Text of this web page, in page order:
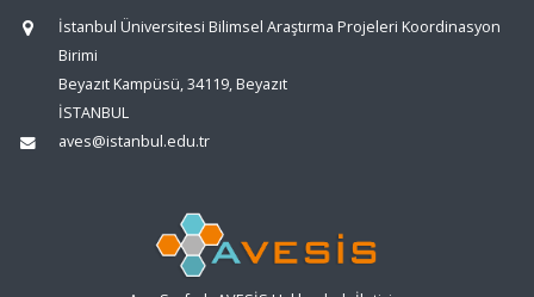
İstanbul Üniversitesi Bilimsel Araştırma Projeleri Koordinasyon
Birimi
Beyazıt Kampüsü, 34119, Beyazıt
İSTANBUL
aves@istanbul.edu.tr